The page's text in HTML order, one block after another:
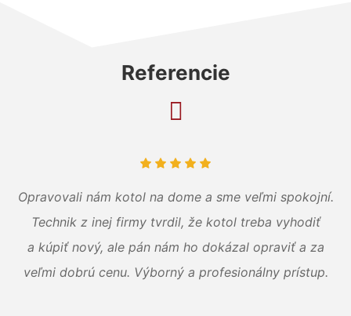
Referencie
Opravovali nám kotol na dome a sme veľmi spokojní.
Technik z inej firmy tvrdil, že kotol treba vyhodiť
a kúpiť nový, ale pán nám ho dokázal opraviť a za
veľmi dobrú cenu. Výborný a profesionálny prístup.